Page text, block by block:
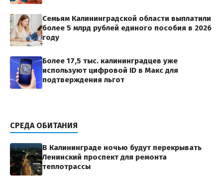
Семьям Калининградской области выплатили
более 5 млрд рублей единого пособия в 2026
году
Более 17,5 тыс. калининградцев уже
используют цифровой ID в Макс для
подтверждения льгот
СРЕДА ОБИТАНИЯ
В Калининграде ночью будут перекрывать
Ленинский проспект для ремонта
теплотрассы